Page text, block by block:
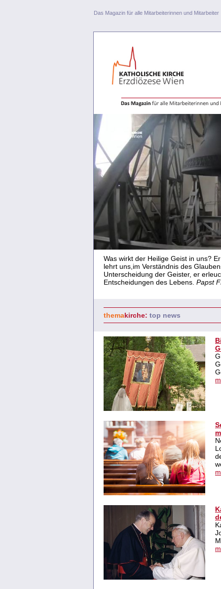
Das Magazin für alle Mitarbeiterinnen und Mitarbeiter
Was wirkt der Heilige Geist in uns?
lehrt uns,im Verständnis des
Unterscheidung der Geister, er
Entscheidungen des Lebens. Papst
themakirche: top news